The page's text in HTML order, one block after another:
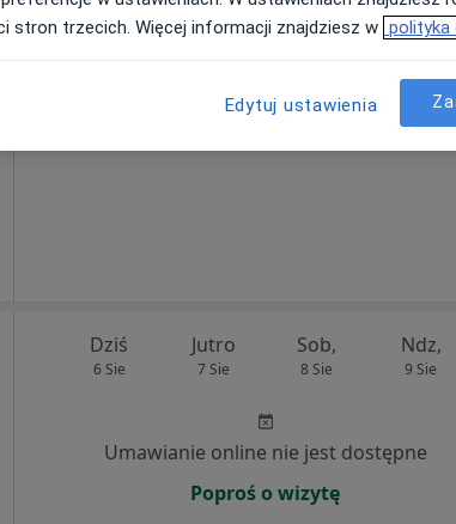
Umawianie online nie jest dostępne
Poproś o wizytę
Dziś
6 Sie
Jutro
7 Sie
Sob,
8 Sie
Ndz,
9 Sie
Umawianie online nie jest dostępne
Poproś o wizytę
stron trzecich. Więcej informacji znajdziesz w polityka
Edytuj ustawienia